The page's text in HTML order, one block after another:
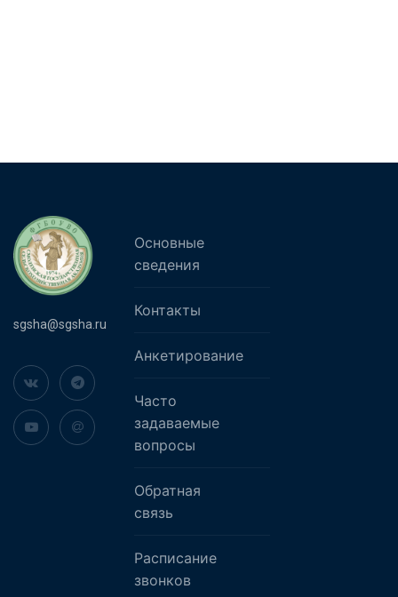
sgsha@sgsha.ru
Основные
сведения
Контакты
Анкетирование
Часто
задаваемые
вопросы
Обратная
связь
Расписание
звонков